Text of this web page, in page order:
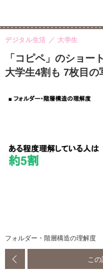
「コピペ」のショー
大学生4割も 7枚目の
デジタル生活 大学生
フォルダー・階層構造の理解度
こ